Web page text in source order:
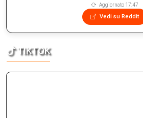
Aggiornato 17:47
Vedi su Reddit
TIKTOK